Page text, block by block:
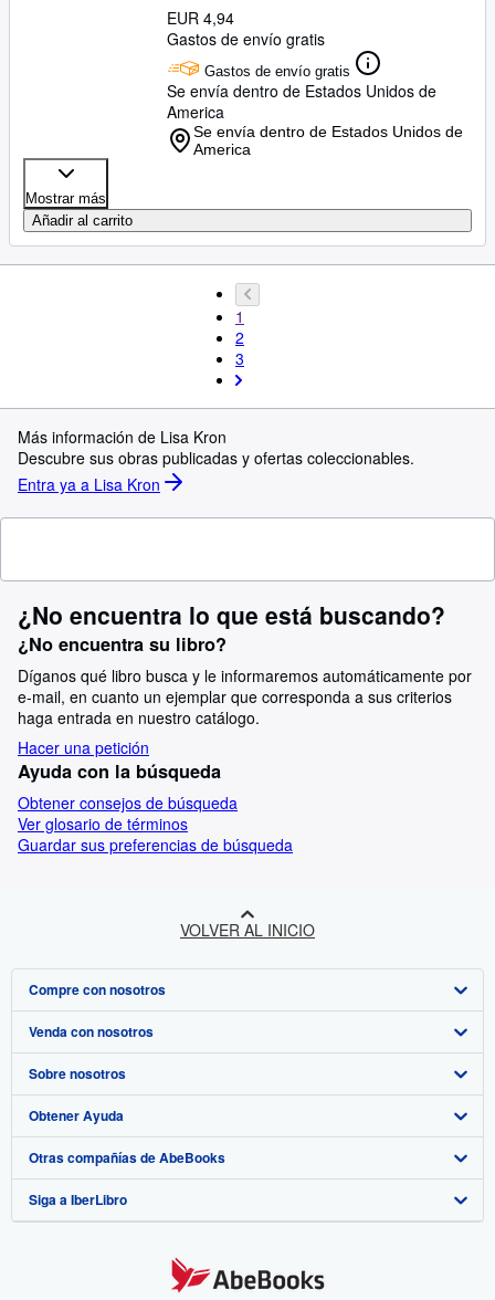
EUR 4,94
Gastos de envío gratis
Gastos de envío gratis
Se envía dentro de Estados Unidos de
America
Se envía dentro de Estados Unidos de
America
Mostrar más
Añadir al carrito
1
2
3
Más información de Lisa Kron
Descubre sus obras publicadas y ofertas coleccionables.
Entra ya a Lisa Kron
¿No encuentra lo que está buscando?
¿No encuentra su libro?
Díganos qué libro busca y le informaremos automáticamente por
e-mail, en cuanto un ejemplar que corresponda a sus criterios
haga entrada en nuestro catálogo.
Hacer una petición
Ayuda con la búsqueda
Obtener consejos de búsqueda
Ver glosario de términos
Guardar sus preferencias de búsqueda
VOLVER AL INICIO
Compre con nosotros
Búsqueda avanzada
Colecciones
Mi cuenta
Mis pedidos
Ver carrito
Venda con nosotros
Comenzar a vender
Únase a nuestro programa de afiliados
Recomiende un vendedor
Sobre nosotros
Sobre IberLibro
Medios
Empleo
Preferencias de cookies
Obtener Ayuda
Preguntas frecuentes y guías
Atención al Cliente
Otras compañías de AbeBooks
AbeBooks.com
Siga a IberLibro